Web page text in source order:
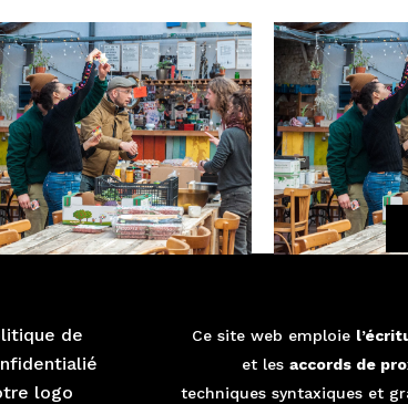
de
logo
Ce site web emploie
et les accords de
techniques syntaxiques et